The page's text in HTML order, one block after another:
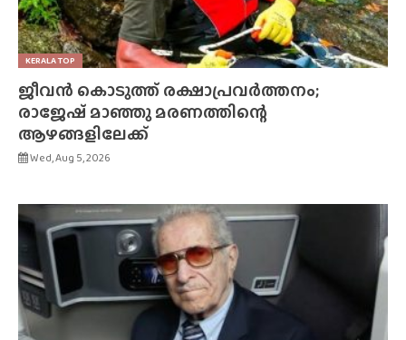
KERALA TOP
ജീവൻ കൊടുത്ത് രക്ഷാപ്രവർത്തനം;
രാജേഷ് മാഞ്ഞു മരണത്തിന്റെ
ആഴങ്ങളിലേക്ക്
Wed, Aug 5, 2026